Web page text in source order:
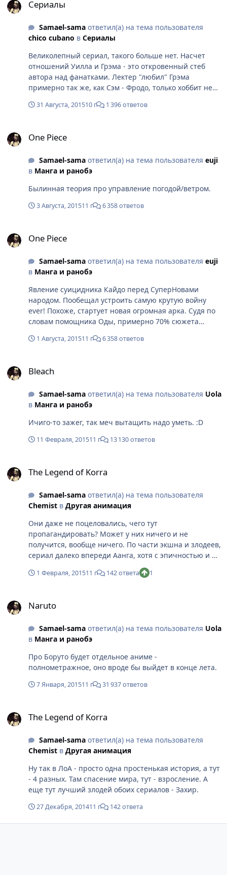
Сериалы
Samael-samaответил(а) на тема пользователя
chico cubano в Сериалы
Великолепный сериал, такого больше нет. Насчет
отношений Уилла и Грэма - это откровенный стеб
автора над фанатками. Лектер "любил" Грэма
примерно так же, как Сэм - Фродо, только хоббит не
финальном сезоне любви между ними не было
грани и кидал намеки, но по его словам: это дуэт
он сказал, что оба спойлер выжили и стол Беделии
был спойлер сервирован на троих. Ну, это и понятно
31 Августа, 201510 г 1 396 ответов
One Piece
Samael-samaответил(а) на тема пользователя euji
в Манга и ранобэ
Былинная теория про управление погодой/ветром.
3 Августа, 201511 г 6 358 ответов
One Piece
Samael-samaответил(а) на тема пользователя euji
в Манга и ранобэ
Явление суицидника Кайдо перед СуперНовами
народом. Пообещал устроить самую крутую войну
ever! Похоже, стартует новая огромная арка. Судя по
словам помощника Оды, примерно 70% сюжета
1 Августа, 201511 г 6 358 ответов
Bleach
Samael-samaответил(а) на тема пользователя Uola
в Манга и ранобэ
Ичиго-то зажег, так меч вытащить надо уметь. :D
11 Февраля, 201511 г 13 130 ответов
The Legend of Korra
Samael-samaответил(а) на тема пользователя
Chemist в Другая анимация
Они даже не поцеловались, чего тут
пропагандировать? Может у них ничего и не
получится, вообще ничего. По части экшна и злодеев,
сериал далеко впереди Аанга, хотя с эпичностью и не
получилось. Жаль, что канал слил финальный сезон.
1 Февраля, 201511 г 142 ответа 1
Naruto
Samael-samaответил(а) на тема пользователя Uola
в Манга и ранобэ
Про Боруто будет отдельное аниме -
полнометражное, оно вроде бы выйдет в конце лета.
7 Января, 201511 г 31 937 ответов
The Legend of Korra
Samael-samaответил(а) на тема пользователя
Chemist в Другая анимация
Ну так в ЛоА - просто одна простенькая история, а тут
- 4 разных. Там спасение мира, тут - взросление. А
еще тут лучший злодей обоих сериалов - Захир.
27 Декабря, 201411 г 142 ответа